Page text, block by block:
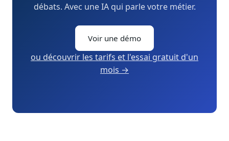
débats. Avec une IA qui parle votre métier.
Voir une démo
ou découvrir les tarifs et l'essai gratuit d'un
mois →